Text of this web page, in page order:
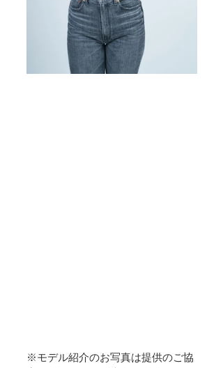
※モデル紹介のお写真は提供のご協